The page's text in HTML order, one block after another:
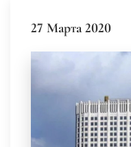
27 Марта 2020